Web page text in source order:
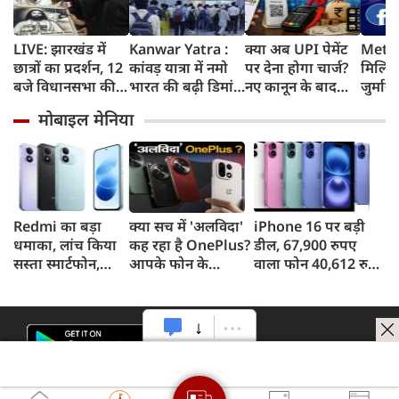
LIVE: झारखंड में
छात्रों का प्रदर्शन, 12
बजे विधानसभा की
Kanwar Yatra :
कांवड़ यात्रा में नमो
भारत की बढ़ी डिमांड,
कई स्टेशनों पर 50%
तक बढ़ी यात्रियों की
संख्या
क्या अब UPI पेमेंट
पर देना होगा चार्ज?
नए कानून के बाद
शुल्क और किसे नहीं
Meta
कोर्ट
मोबाइल मेनिया
Redmi का बड़ा
धमाका, लांच किया
सस्ता स्मार्टफोन,
क्या सच में 'अलविदा'
कह रहा है OnePlus?
आपके फोन के
iPhone 16 पर बड़ी
डील, 67,900 रुपए
वाला फोन 40,612 रुपए